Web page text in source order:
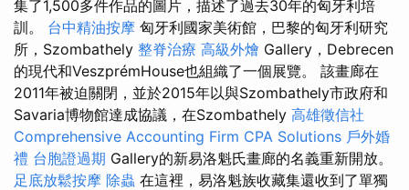
集了1,500多件作品的圖片，描述了過去30年的匈牙利培
訓。 台中精油按摩 匈牙利國家美術館，巴黎的匈牙利研究
所，Szombathely 整脊治療 高級外燴 Gallery，Debrecen
的現代和VeszprémHouse也組織了一個展覽。 該畫廊在
2011年被迫關閉，並於2015年以與Szombathely市政府和
Savaria博物館達成協議，在Szombathely 高雄徵信社
Comprehensive Accounting Firm CPA Solutions 戶外婚
禮 台胞證過期 Gallery的新易洛魁氏畫廊的名義重新開放。
足底放鬆按摩 除蟲 在這裡，易洛魁族收藏集還收到了單獨